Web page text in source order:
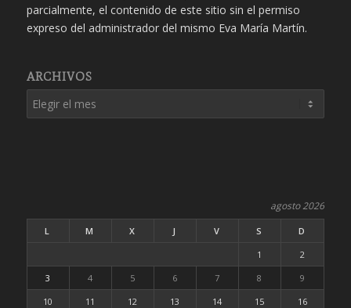
parcialmente, el contenido de este sitio sin el permiso
expreso del administrador del mismo Eva María Martín.
ARCHIVOS
agosto 2026
L M X J V S
D
1
2
3
4 5 6 7 8
9
10
11 12 13 14 15
16